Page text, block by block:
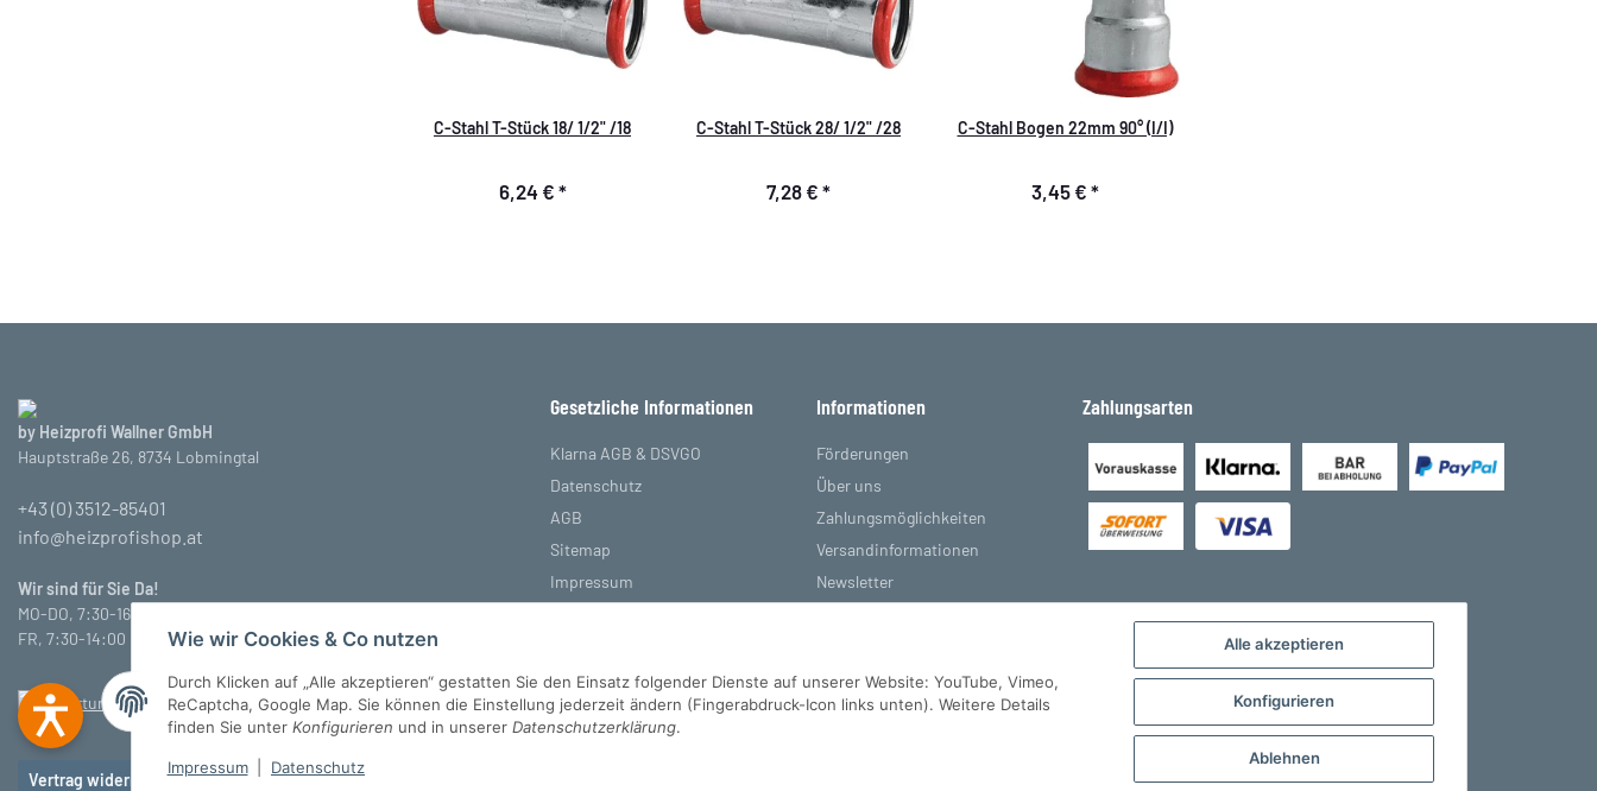
Alle akzeptieren
Konfigurieren
Ablehnen
Wie wir Cookies & Co nutzen
Durch Klicken auf „Alle akzeptieren“ gestatten Sie den Einsatz folgender Dienste auf unserer Website: YouTube, Vimeo,
ReCaptcha, Google Map. Sie können die Einstellung jederzeit ändern (Fingerabdruck-Icon links unten). Weitere Details
finden Sie unter Konfigurieren und in unserer Datenschutzerklärung.
Impressum Datenschutz
C-Stahl T-Stück 18/ 1/2" /18
6,24 € *
C-Stahl T-Stück 28/ 1/2" /28
7,28 € *
C-Stahl Bogen 22mm 90° (I/I)
3,45 € *
by Heizprofi Wallner GmbH
Hauptstraße 26, 8734 Lobmingtal
+43 (0) 3512-85401
info@heizprofishop.at
Wir sind für Sie Da!
MO-DO, 7:30-16:30 Uhr
FR, 7:30-14:00 Uhr
Gesetzliche Informationen
Klarna AGB & DSVGO
Datenschutz
AGB
Sitemap
Impressum
Informationen
Förderungen
Über uns
Zahlungsmöglichkeiten
Versandinformationen
Newsletter
Zahlungsarten
Vertrag widerrufen